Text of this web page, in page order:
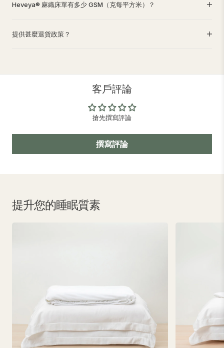
Heveya® 麻織床單有多少 GSM（克每平方米）？
提供甚麼退貨政策？
客戶評論
搶先撰寫評論
撰寫評論
提升您的睡眠質素